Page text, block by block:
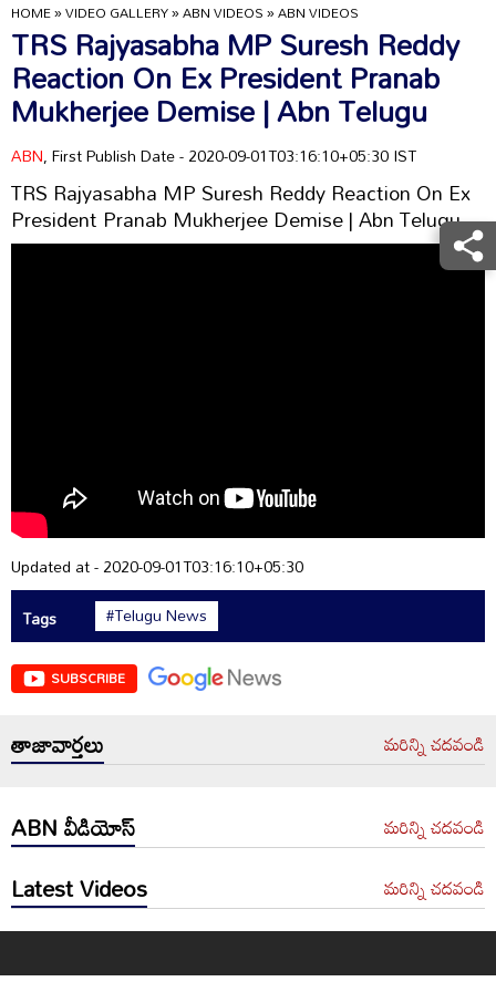
HOME»VIDEO GALLERY»ABN VIDEOS»ABN VIDEOS
TRS Rajyasabha MP Suresh Reddy
Reaction On Ex President Pranab
Mukherjee Demise | Abn Telugu
ABN, First Publish Date - 2020-09-01T03:16:10+05:30 IST
TRS Rajyasabha MP Suresh Reddy Reaction On Ex
President Pranab Mukherjee Demise | Abn Telugu
Updated at - 2020-09-01T03:16:10+05:30
Tags
#Telugu News
SUBSCRIBE
తాజావార్తలు మరిన్ని చదవండి
ABN వీడియోస్ మరిన్ని చదవండి
Latest Videos మరిన్ని చదవండి